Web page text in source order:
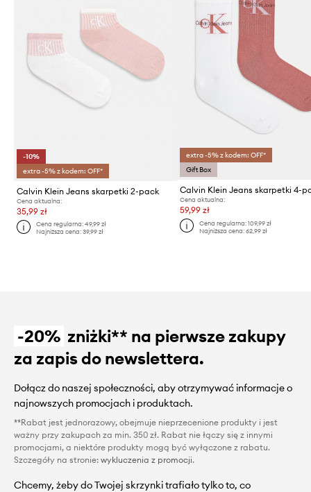
-10%
extra -5% z kodem: OFF*
Calvin Klein Jeans skarpetki 2-pack
Cena aktualna:
35,99 zł
Cena regularna:49,99 zł
Najniższa cena:39,99 zł
extra -5% z kodem: OFF*
Gift Box
Calvin Klein Jeans skarpetki 4-
Cena aktualna:
59,99 zł
Cena regularna: 109,99 zł
Najniższa cena: 62,99 zł
-20% zniżki** na pierwsze zakupy
za zapis do newslettera.
Dołącz do naszej społeczności, aby otrzymywać informacje o
najnowszych promocjach i produktach.
**Rabat jest jednorazowy, obejmuje nieprzecenione produkty i jest
ważny przy zakupach za min. 350 zł. Rabat nie łączy się z innymi
promocjami, a niektóre produkty mogą być wyłączone z rabatu.
Szczegóły na stronie: wykluczenia z promocji.
Chcemy, żeby do Twojej skrzynki trafiało tylko to, co